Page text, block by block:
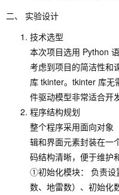
二、 实验设计
技术选型
本次项目选用 Python
考虑到项目的简洁性和
库 tkinter。tkinter 库无
件驱动模型非常适合开
程序结构规划
整个程序采用面向对象
辑和界面元素封装在一
码结构清晰，便于维护
①初始化模块： 负责设
数、地雷数）、初始化